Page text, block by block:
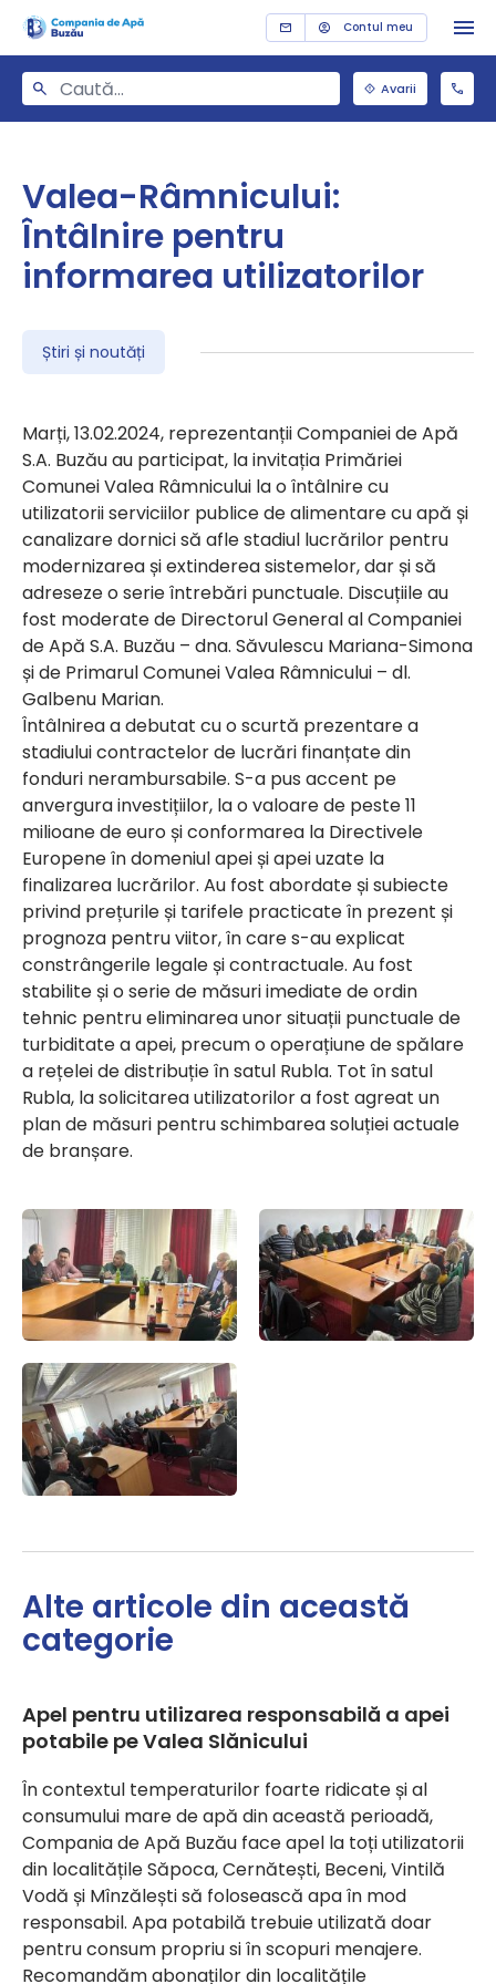
Contul meu
Avarii
Valea-Râmnicului:
Întâlnire pentru
informarea utilizatorilor
Știri și noutăți
Marți, 13.02.2024, reprezentanții Companiei de Apă
S.A. Buzău au participat, la invitația Primăriei
Comunei Valea Râmnicului la o întâlnire cu
utilizatorii serviciilor publice de alimentare cu apă și
canalizare dornici să afle stadiul lucrărilor pentru
modernizarea și extinderea sistemelor, dar și să
adreseze o serie întrebări punctuale. Discuțiile au
fost moderate de Directorul General al Companiei
de Apă S.A. Buzău – dna. Săvulescu Mariana-Simona
și de Primarul Comunei Valea Râmnicului – dl.
Galbenu Marian.
Întâlnirea a debutat cu o scurtă prezentare a
stadiului contractelor de lucrări finanțate din
fonduri nerambursabile. S-a pus accent pe
anvergura investițiilor, la o valoare de peste 11
milioane de euro și conformarea la Directivele
Europene în domeniul apei și apei uzate la
finalizarea lucrărilor. Au fost abordate și subiecte
privind prețurile și tarifele practicate în prezent și
prognoza pentru viitor, în care s-au explicat
constrângerile legale și contractuale. Au fost
stabilite și o serie de măsuri imediate de ordin
tehnic pentru eliminarea unor situații punctuale de
turbiditate a apei, precum o operațiune de spălare
a rețelei de distribuție în satul Rubla. Tot în satul
Rubla, la solicitarea utilizatorilor a fost agreat un
plan de măsuri pentru schimbarea soluției actuale
de branșare.
Alte articole din această
categorie
Apel pentru utilizarea responsabilă a apei
potabile pe Valea Slănicului
În contextul temperaturilor foarte ridicate și al
consumului mare de apă din această perioadă,
Compania de Apă Buzău face apel la toți utilizatorii
din localitățile Săpoca, Cernătești, Beceni, Vintilă
Vodă și Mînzălești să folosească apa în mod
responsabil. Apa potabilă trebuie utilizată doar
pentru consum propriu si în scopuri menajere.
Recomandăm abonaților din localitățile